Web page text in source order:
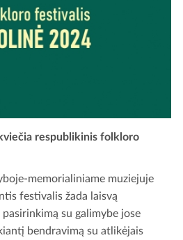
respublikinis folkloro
memorialiniame muziejuje
festivalis žada laisvą
su galimybe jose
bendravimą su atlikėjais